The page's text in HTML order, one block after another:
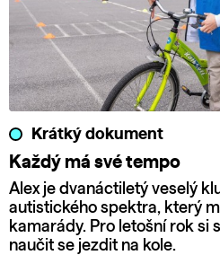
Krátký dokument
Každý má své tempo
Alex je dvanáctiletý veselý
autistického spektra, který
kamarády. Pro letošní rok si
naučit se jezdit na kole.